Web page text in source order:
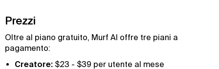
Prezzi
Oltre al piano gratuito, Murf AI offre tre piani a
pagamento:
Creatore: $23 - $39 per utente al mese